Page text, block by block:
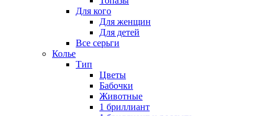
Для кого
Для женщин
Для детей
Все серьги
Колье
Тип
Цветы
Бабочки
Животные
1 бриллиант